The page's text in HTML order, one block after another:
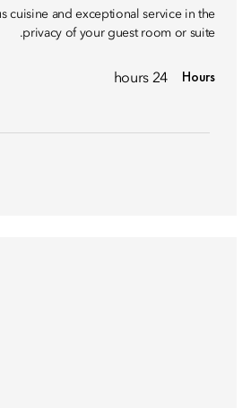
cuisine and exceptional service in the
privacy of your guest room or suite.
Hours
24 hours